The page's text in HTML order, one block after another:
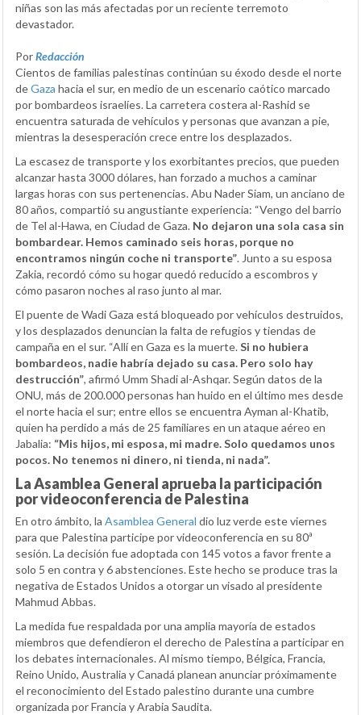
niñas son las más afectadas por un reciente terremoto
devastador.
PorRedacción
Cientos de familias palestinas continúan su éxodo desde el norte
deGaza hacia el sur, en medio de un escenario caótico marcado
por bombardeos israelíes. La carretera costera al-Rashid se
encuentra saturada de vehículos y personas que avanzan a pie,
mientras la desesperación crece entre los desplazados.
La escasez de transporte y los exorbitantes precios, que pueden
alcanzar hasta 3000 dólares, han forzado a muchos a caminar
largas horas con sus pertenencias. Abu Nader Siam, un anciano de
80 años, compartió su angustiante experiencia: “Vengo del barrio
de Tel al-Hawa, en Ciudad de Gaza. No dejaron una sola casa sin
bombardear. Hemos caminado seis horas, porque no
encontramos ningún coche ni transporte”. Junto a su esposa
Zakia, recordó cómo su hogar quedó reducido a escombros y
cómo pasaron noches al raso junto al mar.
El puente de Wadi Gaza está bloqueado por vehículos destruidos,
y los desplazados denuncian la falta de refugios y tiendas de
campaña en el sur. “Allí en Gaza es la muerte.Si no hubiera
bombardeos, nadie habría dejado su casa. Pero solo hay
destrucción”, afirmó Umm Shadi al-Ashqar. Según datos de la
ONU, más de 200.000 personas han huido en el último mes desde
el norte hacia el sur; entre ellos se encuentra Ayman al-Khatib,
quien ha perdido a más de 25 familiares en un ataque aéreo en
Jabalia: “Mis hijos, mi esposa, mi madre. Solo quedamos unos
pocos. No tenemos ni dinero, ni tienda, ni nada”.
La Asamblea General aprueba la participación
por videoconferencia de Palestina
En otro ámbito, la Asamblea General dio luz verde este viernes
para que Palestina participe por videoconferencia en su 80ª
sesión. La decisión fue adoptada con 145 votos a favor frente a
solo 5 en contra y 6 abstenciones. Este hecho se produce tras la
negativa de Estados Unidos a otorgar un visado al presidente
Mahmud Abbas.
La medida fue respaldada por una amplia mayoría de estados
miembros que defendieron el derecho de Palestina a participar en
los debates internacionales. Al mismo tiempo, Bélgica, Francia,
Reino Unido, Australia y Canadá planean anunciar próximamente
el reconocimiento del Estado palestino durante una cumbre
organizada por Francia y Arabia Saudita.